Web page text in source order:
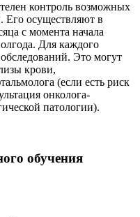
контроль возможных
осуществляют в
с момента начала
Для каждого
Это могут
крови,
(если есть риск
онколога-
патологии).
обучения